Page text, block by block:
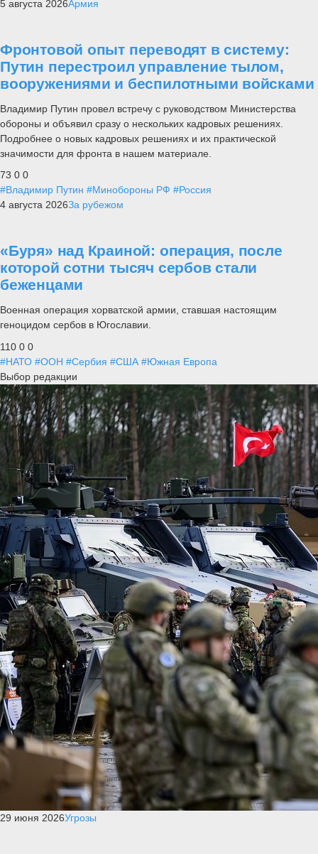
5 августа 2026Армия
Фронтовой опыт переводят в систему:
Путин перестроил управление тылом,
вооружениями и беспилотными войсками
Владимир Путин провел встречу с руководством Министерства
обороны и объявил сразу о нескольких кадровых решениях.
Подробнее о новых кадровых решениях и их практической
значимости для фронта в нашем материале.
73 0 0
#Владимир Путин #Минобороны РФ #Россия
4 августа 2026За рубежом
«Буря» над Краиной: операция, после
которой сотни тысяч сербов стали
беженцами
Военная операция хорватской армии, ставшая настоящим
геноцидом сербов в Югославии.
110 0 0
#НАТО #ООН #Сербия #США #Южная Европа
Выбор редакции
29 июня 2026Угрозы